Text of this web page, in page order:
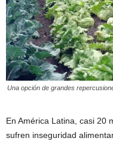
Una opción de grandes
En América Latina, casi 20
sufren inseguridad